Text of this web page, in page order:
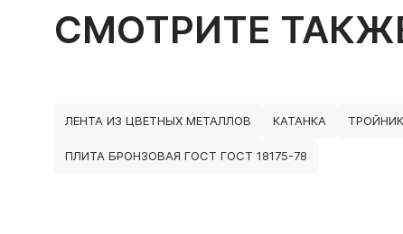
СМОТРИТЕ
ЛЕНТА ИЗ ЦВЕТНЫХ МЕТАЛЛОВ КАТАНКА
ПЛИТА БРОНЗОВАЯ ГОСТ ГОСТ 18175-78